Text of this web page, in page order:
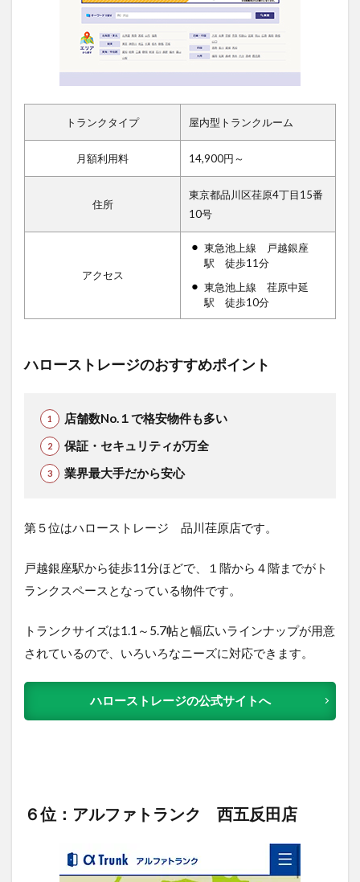
トランクタイプ 屋内型トランクルーム
月額利用料 14,900円～
住所
東京都品川区荏原4丁目15番
10号
アクセス
東急池上線 戸越銀座
駅 徒歩11分
東急池上線 荏原中延
駅 徒歩10分
ハローストレージのおすすめポイント
店舗数No.１で格安物件も多い
保証・セキュリティが万全
業界最大手だから安心
第５位はハローストレージ 品川荏原店です。
戸越銀座駅から徒歩11分ほどで、１階から４階までがト
ランクスペースとなっている物件です。
トランクサイズは1.1～5.7帖と幅広いラインナップが用意
されているので、いろいろなニーズに対応できます。
ハローストレージの公式サイトへ
６位：アルファトランク 西五反田店